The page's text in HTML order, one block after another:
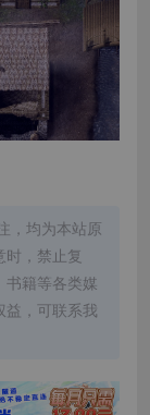
，均为本站原
，禁止复
书籍等各类媒
益，可联系我